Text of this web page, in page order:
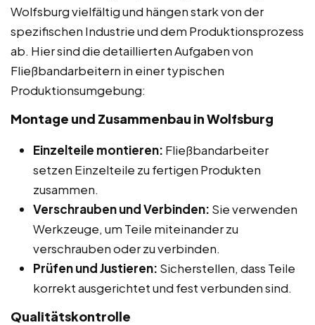
Wolfsburg vielfältig und hängen stark von der
spezifischen Industrie und dem Produktionsprozess
ab. Hier sind die detaillierten Aufgaben von
Fließbandarbeitern in einer typischen
Produktionsumgebung:
Montage und Zusammenbau in Wolfsburg
Einzelteile montieren: Fließbandarbeiter
setzen Einzelteile zu fertigen Produkten
zusammen.
Verschrauben und Verbinden: Sie verwenden
Werkzeuge, um Teile miteinander zu
verschrauben oder zu verbinden.
Prüfen und Justieren: Sicherstellen, dass Teile
korrekt ausgerichtet und fest verbunden sind.
Qualitätskontrolle